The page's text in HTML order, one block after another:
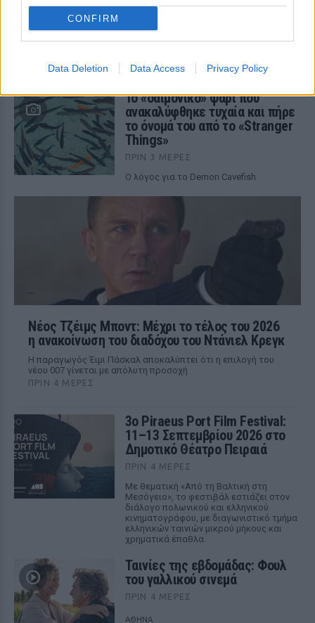
CONFIRM
Data Deletion Data Access Privacy Policy
εξακολουθεί να σαρώνει στις
ΠΡΙΝ 3 ΜΈΡΕΣ
Το τηλεοπτικό φαινόμενο που βλέπουμε
ξανά και ξανά εδώ και 35 χρόνια
Το «δαιμονικό» ψάρι που
ανακαλύφθηκε τυχαία και πήρε
το όνομά του από το «Stranger
Things»
ΠΡΙΝ 3 ΜΈΡΕΣ
Ο λόγος για το Demon Cavefish
Νέος Τζέιμς Μποντ: Μέχρι το τέλος του 2026
η ανακοίνωση του διαδόχου του Ντάνιελ Κρεγκ
Η παραγωγός Έιμι Πάσκαλ αποκαλύπτει ότι η επιλογή του
νέου 007 γίνεται με απόλυτη προσοχή
ΠΡΙΝ 4 ΜΈΡΕΣ
3ο Piraeus Port Film Festival:
11–13 Σεπτεμβρίου 2026 στο
Δημοτικό Θέατρο Πειραιά
ΠΡΙΝ 4 ΜΈΡΕΣ
Με θεματική «Από τη Βαλτική στη
Μεσόγειο», το φεστιβάλ εστιάζει στον
διάλογο πολωνικού και ελληνικού
κινηματογράφου, με διαγωνιστικό τμήμα
ελληνικών ταινιών μικρού μήκους και
χρηματικά έπαθλα.
Ταινίες της εβδομάδας: Φουλ
του γαλλικού σινεμά
ΠΡΙΝ 4 ΜΈΡΕΣ
ΑΘΗΝΑ